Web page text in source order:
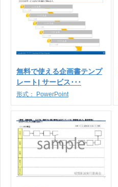
無料で使える企画書テンプ
レート| サービス･･･
形式： PowerPoint